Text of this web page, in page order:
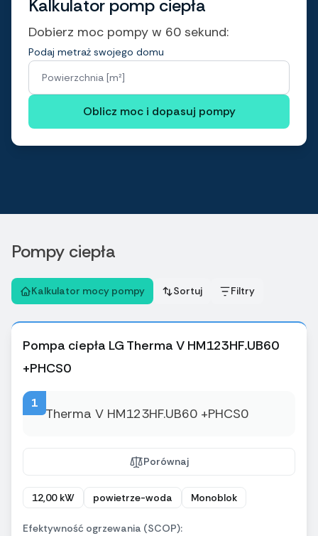
Kalkulator pomp ciepła
Dobierz moc pompy w 60 sekund:
Podaj metraż swojego domu
Powierzchnia [m²]
Oblicz moc i dopasuj pompy
Pompy ciepła
Kalkulator mocy pompy Sortuj Filtry
Pompa ciepła LG Therma V HM123HF.UB60
+PHCS0
1
Porównaj
12,00 kW powietrze-woda Monoblok
Efektywność ogrzewania (SCOP):